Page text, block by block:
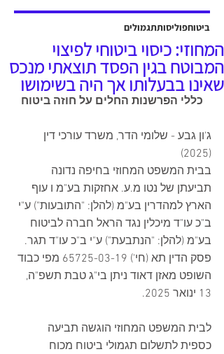
אשר יוצגה על ידי עו"ד שלמה ברקוביץ'
ועו"ד גיל סבן ואח'. פסק הדין ניתן על ידי
2025, והוכרעו בו סוגיות מהותיות בנוגע
לחישוב פיצויים לנפגעי תאונות עבודה,
כולל הקשר בין הנכות ה
ביטוחפוליסותתגמולים
המחוזי: כיסוי ביטוחי לפיצוי
המבוטח בגין הפסד תוצאתי מנכס
שאינו בבעלותו אך היה בשימושו
כללי הפרשנות החלים על חוזה ביטוח
ג'ון גבע - שלומי הדר, משרד עורכי דין
(2025)
בבית המשפט המחוזי בחיפה נדונה
תביעתן של נטו מ.ע. אחזקות בע"מ ו עוף
הארץ למהדרין בע"מ (להלן: "התובעות") ע"י
ב"כ עו"ד מיכלין נגד הראל חברה לביטוח
בע"מ (להלן: "הנתבעת") ע"י ב"כ עו"ד תגר.
פסק הדין תא (חי') 65725-03-19 מפי כבוד
השופט מאזן דאוד ניתן בי"ג טבת תשפ"ה,
13 ינואר 2025.
לבית המשפט המחוזי הוגשה תביעה
כספית לתשלום תגמולי ביטוח מכוח